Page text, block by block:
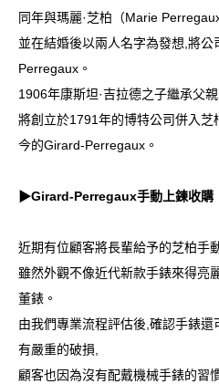
同年與瑪麗·芝柏（Marie
並在結婚後以兩人名字為發想,將公
Perregaux。
1906年康斯坦·吉拉德之子繼承父
將創立於1791年的博特公司併入
今的Girard-Perregaux。
▶Girard-Perregaux手動上鍊收購
近期有位顧客將長輩給予的芝柏手
雖然外觀不像近代新款手錶來得亮
董錶。
由我們專業流程評估後,確認手錶
有嚴重的破損,
顧客也因為沒有配戴機械手錶的習